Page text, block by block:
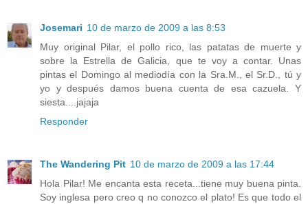
Josemari 10 de marzo de 2009 a las 8:53
Muy original Pilar, el pollo rico, las patatas de muerte y
sobre la Estrella de Galicia, que te voy a contar. Unas
pintas el Domingo al mediodía con la Sra.M., el Sr.D., tú y
yo y después damos buena cuenta de esa cazuela. Y
siesta....jajaja
Responder
The Wandering Pit 10 de marzo de 2009 a las 17:44
Hola Pilar! Me encanta esta receta...tiene muy buena pinta.
Soy inglesa pero creo q no conozco el plato! Es que todo el